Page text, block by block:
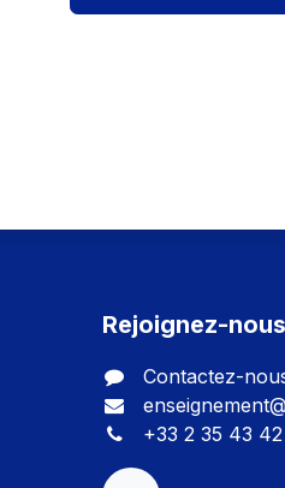
Rejoignez-nous
Contactez-
+33 2 35 43